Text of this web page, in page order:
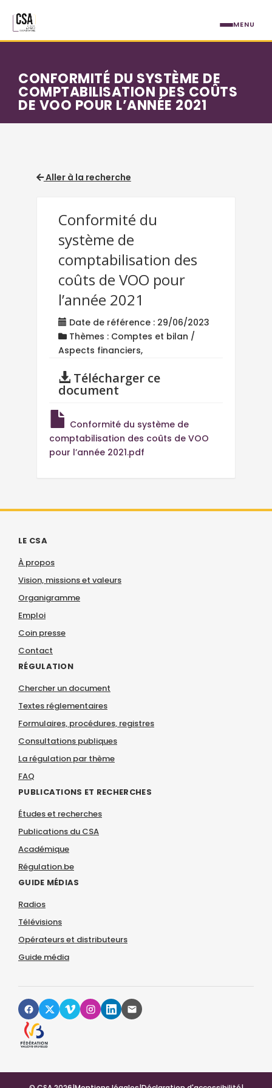
CONFORMITÉ DU SYSTÈME DE
COMPTABILISATION DES COÛTS
DE VOO POUR L’ANNÉE 2021
Aller à la recherche
Conformité du
système de
comptabilisation des
coûts de VOO pour
l’année 2021
Date de référence : 29/06/2023
Thèmes : Comptes et bilan /
Aspects financiers,
Télécharger ce
document
Conformité du système de
comptabilisation des coûts de VOO
pour l’année 2021.pdf
LE CSA
À propos
Vision, missions et valeurs
Organigramme
Emploi
Coin presse
Contact
RÉGULATION
Chercher un document
Textes réglementaires
Formulaires, procédures, registres
Consultations publiques
La régulation par thème
FAQ
PUBLICATIONS ET RECHERCHES
Études et recherches
Publications du CSA
Académique
Régulation.be
GUIDE MÉDIAS
Radios
Télévisions
Opérateurs et distributeurs
Guide média
MENU